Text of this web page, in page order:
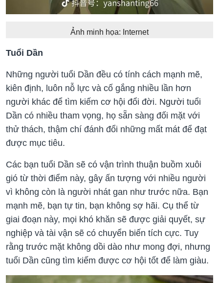
Ảnh minh họa: Internet
Tuổi Dần
Những người tuổi Dần đều có tính cách mạnh mẽ,
kiên định, luôn nỗ lực và cố gắng nhiều lần hơn
người khác để tìm kiếm cơ hội đổi đời. Người tuổi
Dần có nhiều tham vọng, họ sẵn sàng đối mặt với
thử thách, thậm chí đánh đổi những mất mát để đạt
được mục tiêu.
Các bạn tuổi Dần sẽ có vận trình thuận buồm xuôi
gió từ thời điểm này, gây ấn tượng với nhiều người
vì không còn là người nhát gan như trước nữa. Bạn
mạnh mẽ, bạn tự tin, bạn không sợ hãi. Cụ thể từ
giai đoạn này, mọi khó khăn sẽ được giải quyết, sự
nghiệp và tài vận sẽ có chuyển biến tích cực. Tuy
rằng trước mặt không dồi dào như mong đợi, nhưng
tuổi Dần cũng tìm kiếm được cơ hội tốt để làm giàu.